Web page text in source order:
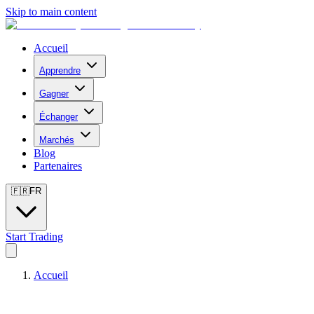
Skip to main content
Accueil
Apprendre
Gagner
Échanger
Marchés
Blog
Partenaires
🇫🇷FR
Start Trading
Accueil